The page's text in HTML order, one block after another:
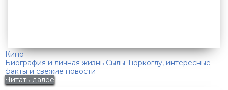
Кино
Биография и личная жизнь Сылы Тюркоглу, интересные
факты и свежие новости
Читать далее